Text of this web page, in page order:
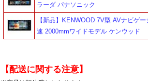
ラーダ パナソニック
【新品】KENWOOD 7V型 AVナビゲ
速 2000mmワイドモデル ケンウッド
【配送に関する注意】